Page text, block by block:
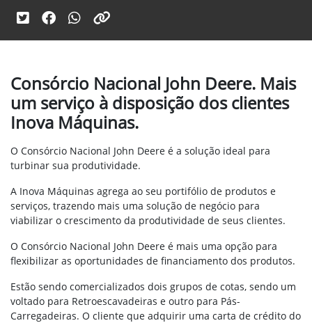
Consórcio Nacional John Deere. Mais
um serviço à disposição dos clientes
Inova Máquinas.
O Consórcio Nacional John Deere é a solução ideal para
turbinar sua produtividade.
A Inova Máquinas agrega ao seu portifólio de produtos e
serviços, trazendo mais uma solução de negócio para
viabilizar o crescimento da produtividade de seus clientes.
O Consórcio Nacional John Deere é mais uma opção para
flexibilizar as oportunidades de financiamento dos produtos.
Estão sendo comercializados dois grupos de cotas, sendo um
voltado para Retroescavadeiras e outro para Pás-
Carregadeiras. O cliente que adquirir uma carta de crédito do